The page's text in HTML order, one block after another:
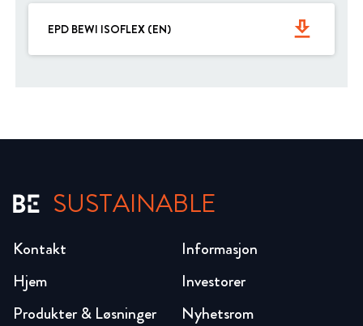
EPD BEWI ISOFLEX (EN) get_app
SUSTAINABLE
Hjem
Produkter & Løsninger
Investorer
Nyhetsrom
Kontakt Informasjon